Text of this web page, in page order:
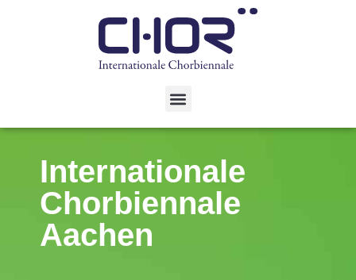
Internationale
Chorbiennale
Aachen